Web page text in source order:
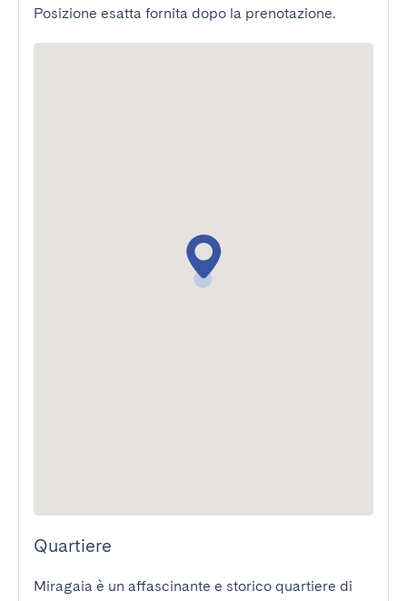
Posizione esatta fornita dopo la prenotazione.
Quartiere
Miragaia è un affascinante e storico quartiere di